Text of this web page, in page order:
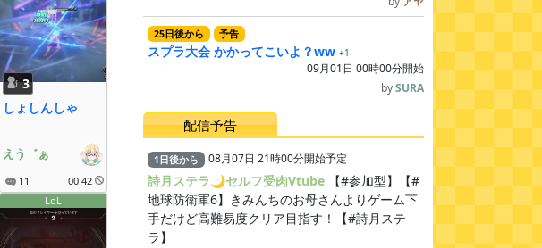
3
しょしんしゃ
えう゛ぁ
11
00:42
LoL
25日後から 予告
スプラ大会 かかってこいよ？ww +1
09月01日 00時00分開始
bySURA
配信予告
1 日後から 08月07日 21時00分開始予定
詩月ステラ🌙セルフ受肉Vtube 【#参加型】【#
地球防衛軍6】きみんちのお母さんよりゲーム下
手だけど高難易度クリア目指す！【#詩月ステ
ラ】